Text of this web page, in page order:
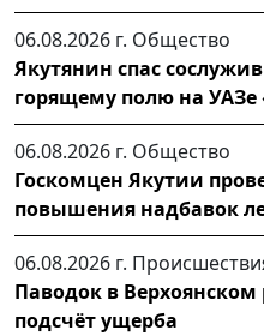
06.08.2026 г. Общество
Якутянин спас
горящему полю на УАЗе
06.08.2026 г. Общество
Госкомцен Якутии
повышения надбавок
06.08.2026 г.
Паводок в
подсчёт ущерба